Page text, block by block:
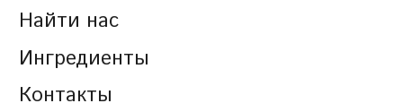
Найти нас
Ингредиенты
Контакты